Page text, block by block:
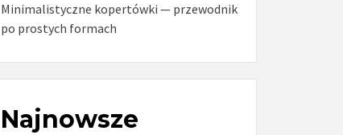
Minimalistyczne kopertówki — przewodnik
po prostych formach
Najnowsze